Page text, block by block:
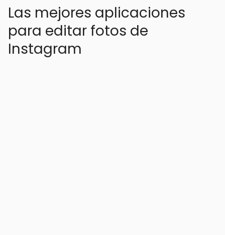
Las mejores aplicaciones
para editar fotos de
Instagram